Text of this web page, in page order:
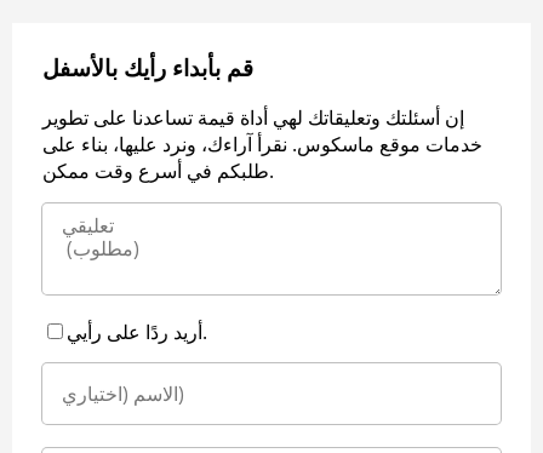
قم بأبداء رأيك بالأسفل
إن أسئلتك وتعليقاتك لهي أداة قيمة تساعدنا على تطوير
خدمات موقع ماسكوس. نقرأ آراءك، ونرد عليها، بناء على
طلبكم في أسرع وقت ممكن.
أريد ردًا على رأيي.